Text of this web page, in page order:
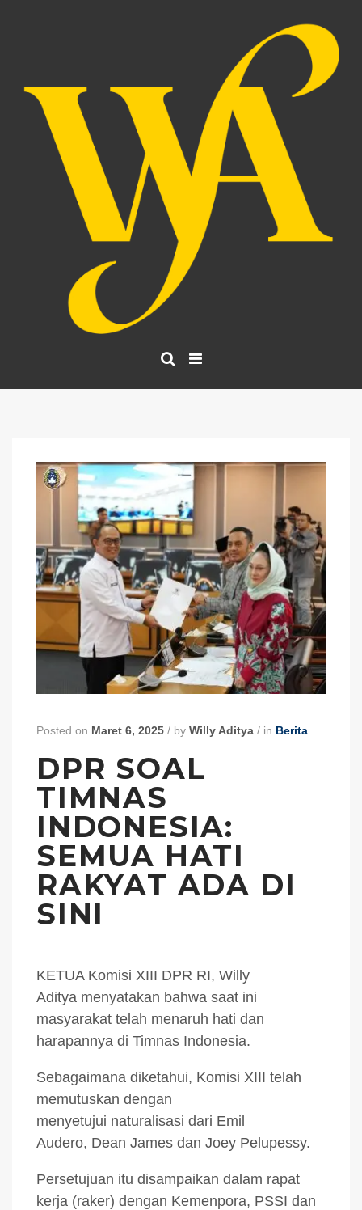
Posted on Maret 6, 2025 / by Willy Aditya / in Berita
DPR SOAL
TIMNAS
INDONESIA:
SEMUA HATI
RAKYAT ADA DI
SINI
KETUA Komisi XIII DPR RI, Willy
Aditya menyatakan bahwa saat ini
masyarakat telah menaruh hati dan
harapannya di Timnas Indonesia.
Sebagaimana diketahui, Komisi XIII telah
memutuskan dengan
menyetujui naturalisasi dari Emil
Audero, Dean James dan Joey Pelupessy.
Persetujuan itu disampaikan dalam rapat
kerja (raker) dengan Kemenpora, PSSI dan